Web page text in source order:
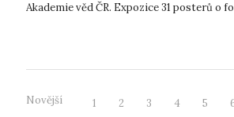
Akademie věd ČR. Expozice 31 posterů o
Novější 1 2 3 4 5